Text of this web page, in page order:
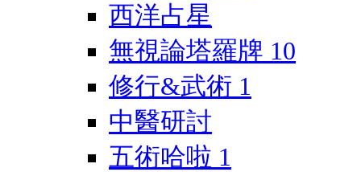
西洋占星
無視論塔羅牌 10
修行&武術 1
中醫研討
五術哈啦 1